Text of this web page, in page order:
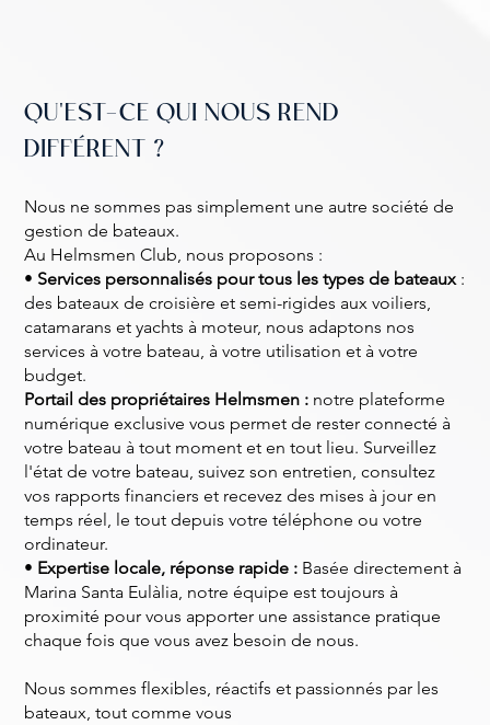
QU'EST-CE QUI NOUS REND
DIFFÉRENT ?
Nous ne sommes pas simplement une autre société de
gestion de bateaux.
Au Helmsmen Club, nous proposons :
• Services personnalisés pour tous les types de bateaux :
des bateaux de croisière et semi-rigides aux voiliers,
catamarans et yachts à moteur, nous adaptons nos
services à votre bateau, à votre utilisation et à votre
budget.
Portail des propriétaires Helmsmen : notre plateforme
numérique exclusive vous permet de rester connecté à
votre bateau à tout moment et en tout lieu. Surveillez
l'état de votre bateau, suivez son entretien, consultez
vos rapports financiers et recevez des mises à jour en
temps réel, le tout depuis votre téléphone ou votre
ordinateur.
• Expertise locale, réponse rapide : Basée directement à
Marina Santa Eulàlia, notre équipe est toujours à
proximité pour vous apporter une assistance pratique
chaque fois que vous avez besoin de nous.
Nous sommes flexibles, réactifs et passionnés par les
bateaux, tout comme vous